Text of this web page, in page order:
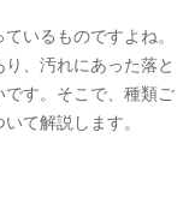
いるものですよね。
、汚れにあった落と
です。そこで、種類ご
て解説します。